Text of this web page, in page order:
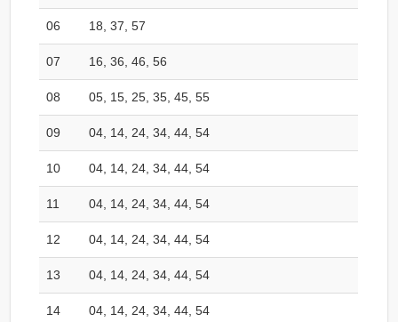
06 18, 37, 57
07 16, 36, 46, 56
08 05, 15, 25, 35, 45, 55
09 04, 14, 24, 34, 44, 54
10 04, 14, 24, 34, 44, 54
11 04, 14, 24, 34, 44, 54
12 04, 14, 24, 34, 44, 54
13 04, 14, 24, 34, 44, 54
14 04, 14, 24, 34, 44, 54